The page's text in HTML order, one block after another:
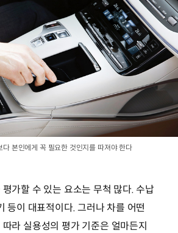
본인에게 꼭 필요한 것인지를 따져야 한다
가할 수 있는 요소는 무척 많다. 수납
등이 대표적이다. 그러나 차를 어떤
라 실용성의 평가 기준은 얼마든지